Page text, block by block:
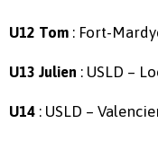
U12 Tom : Fort-
U13 Julien : USLD –
U14 : USLD –